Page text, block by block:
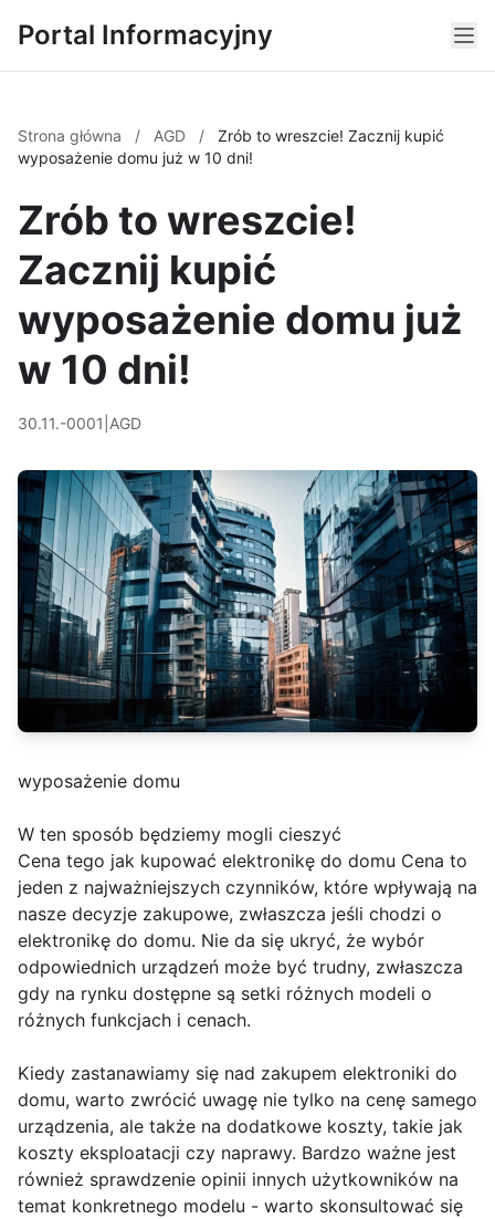
Portal Informacyjny
Strona główna / AGD /
Zrób to wreszcie! Zacznij kupić
wyposażenie domu już w 10 dni!
Zrób to wreszcie!
Zacznij kupić
wyposażenie domu już
w 10 dni!
30.11.-0001 AGD
wyposażenie domu
W ten sposób będziemy mogli cieszyć
Cena tego jak kupować elektronikę do domu Cena to
jeden z najważniejszych czynników, które wpływają na
nasze decyzje zakupowe, zwłaszcza jeśli chodzi o
elektronikę do domu. Nie da się ukryć, że wybór
odpowiednich urządzeń może być trudny, zwłaszcza
gdy na rynku dostępne są setki różnych modeli o
różnych funkcjach i cenach.
Kiedy zastanawiamy się nad zakupem elektroniki do
domu, warto zwrócić uwagę nie tylko na cenę samego
urządzenia, ale także na dodatkowe koszty, takie jak
koszty eksploatacji czy naprawy. Bardzo ważne jest
również sprawdzenie opinii innych użytkowników na
temat konkretnego modelu - warto skonsultować się